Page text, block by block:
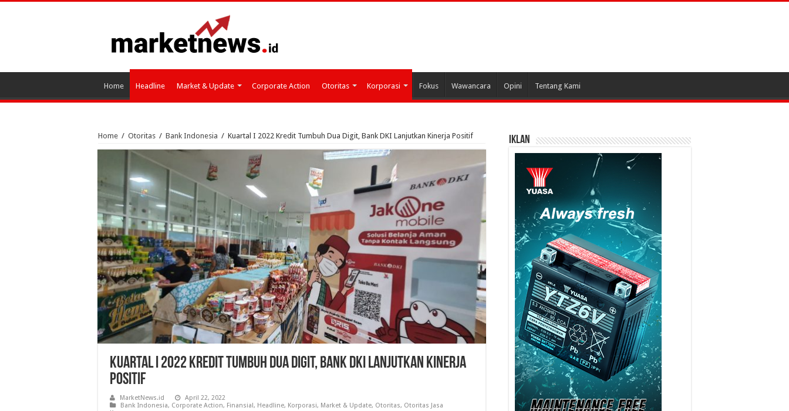
Home Headline Market & Update Corporate Action Otoritas Korporasi Fokus Wawancara Opini Tentang Kami
Home / Otoritas / Bank Indonesia / Kuartal I 2022 Kredit Tumbuh Dua Digit, Bank DKI Lanjutkan Kinerja Positif
Kuartal I 2022 Kredit Tumbuh Dua Digit, Bank DKI Lanjutkan Kinerja
Positif
MarketNews.id
April 22, 2022
Bank Indonesia, Corporate Action, Finansial, Headline, Korporasi, Market & Update, Otoritas, Otoritas Jasa
IKLAN